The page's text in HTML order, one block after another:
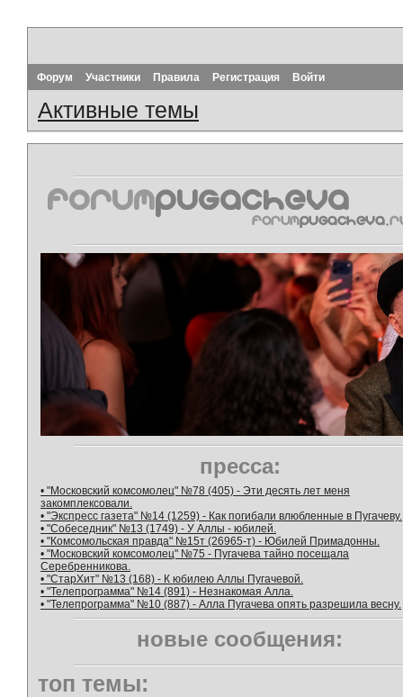
Форум Участники Правила Регистрация Войти
Активные темы
пресса:
• "Московский комсомолец" №78 (405) - Эти десять лет меня
закомплексовали.
• "Экспресс газета" №14 (1259) - Как погибали влюбленные в Пугачеву.
• "Собеседник" №13 (1749) - У Аллы - юбилей.
• "Комсомольская правда" №15т (26965-т) - Юбилей Примадонны.
• "Московский комсомолец" №75 - Пугачева тайно посещала
Серебренникова.
• "СтарХит" №13 (168) - К юбилею Аллы Пугачевой.
• "Телепрограмма" №14 (891) - Незнакомая Алла.
• "Телепрограмма" №10 (887) - Алла Пугачева опять разрешила весну.
новые сообщения:
топ темы: